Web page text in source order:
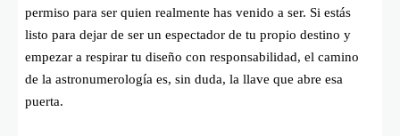
permiso para ser quien realmente has venido a ser. Si estás
listo para dejar de ser un espectador de tu propio destino y
empezar a respirar tu diseño con responsabilidad, el camino
de la astronumerología es, sin duda, la llave que abre esa
puerta.